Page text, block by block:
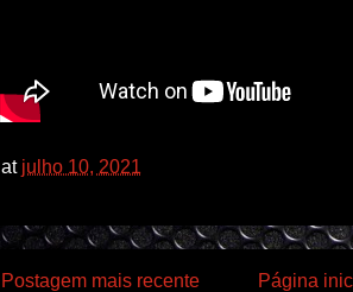
at julho 10, 2021
Postagem mais recente Página